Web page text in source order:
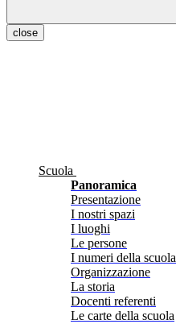
close
Scuola
Panoramica
Presentazione
I nostri spazi
I luoghi
Le persone
I numeri della scuola
Organizzazione
La storia
Docenti referenti
Le carte della scuola